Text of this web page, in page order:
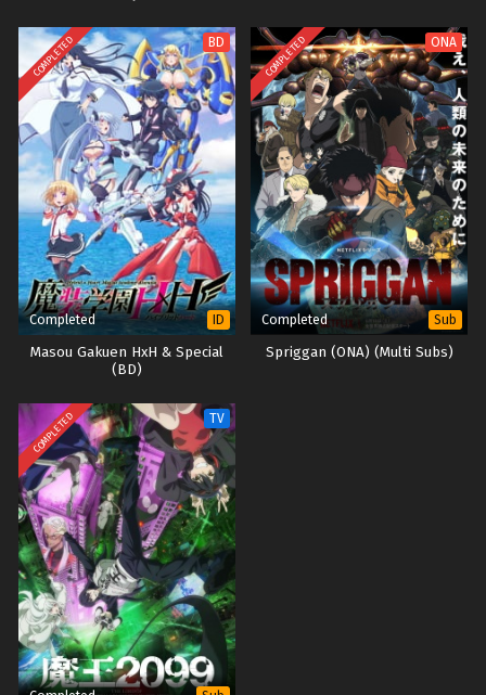
COMPLETED BD
Completed ID
Masou Gakuen HxH & Special
(BD)
COMPLETED ONA
Completed Sub
Spriggan (ONA) (Multi Subs)
COMPLETED TV